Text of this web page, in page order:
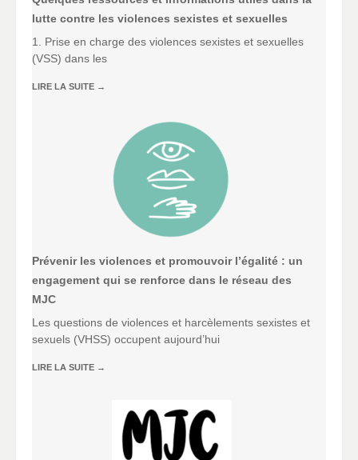
lutte contre les violences sexistes et sexuelles
1. Prise en charge des violences sexistes et sexuelles
(VSS) dans les
LIRE LA SUITE →
Prévenir les violences et promouvoir l’égalité : un
engagement qui se renforce dans le réseau des
MJC
Les questions de violences et harcèlements sexistes et
sexuels (VHSS) occupent aujourd’hui
LIRE LA SUITE →